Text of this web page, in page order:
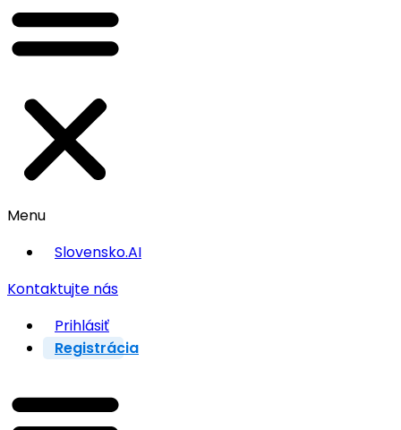
Menu
Slovensko.AI
Kontaktujte nás
Prihlásiť
Registrácia